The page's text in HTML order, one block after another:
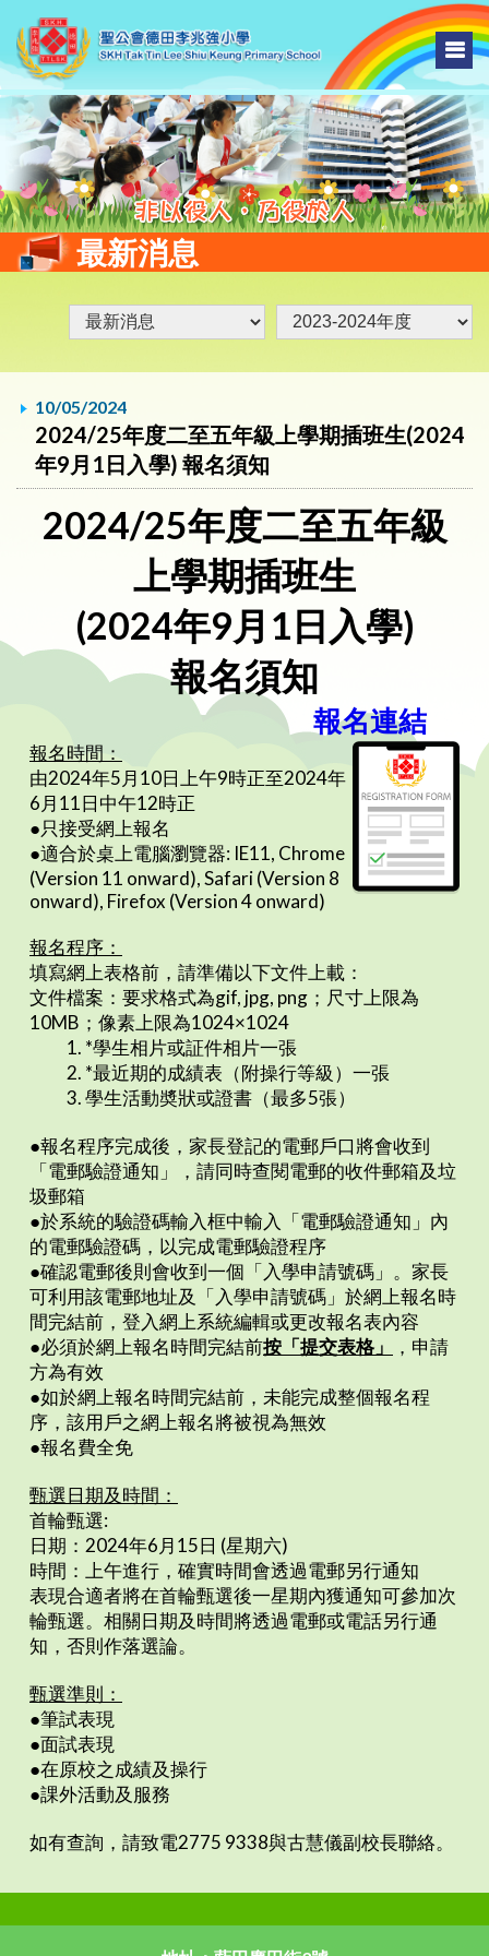
最新消息
10/05/2024
2024/25年度二至五年級上學期插班生(2024
年9月1日入學) 報名須知
2024/25年度二至五年級
上學期插班生
(2024年9月1日入學)
報名須知
報名連結
報名時間：
由2024年5月10日上午9時正至2024年
6月11日中午12時正
●只接受網上報名
●適合於桌上電腦瀏覽器: IE11, Chrome
(Version 11 onward), Safari (Version 8
onward), Firefox (Version 4 onward)
報名程序：
填寫網上表格前，請準備以下文件上載：
文件檔案：要求格式為gif, jpg, png；尺寸上限為
10MB；像素上限為1024×1024
1. *學生相片或証件相片一張
2. *最近期的成績表（附操行等級）一張
3. 學生活動奬狀或證書（最多5張）
●報名程序完成後，家長登記的電郵戶口將會收到
「電郵驗證通知」，請同時查閱電郵的收件郵箱及垃
圾郵箱
●於系統的驗證碼輸入框中輸入「電郵驗證通知」內
的電郵驗證碼，以完成電郵驗證程序
●確認電郵後則會收到一個「入學申請號碼」。家長
可利用該電郵地址及「入學申請號碼」於網上報名時
間完結前，登入網上系統編輯或更改報名表內容
●必須於網上報名時間完結前按「提交表格」
，申請
方為有效
●如於網上報名時間完結前，未能完成整個報名程
序，該用戶之網上報名將被視為無效
●報名費全免
甄選日期及時間：
首輪甄選:
日期：2024年6月15日 (星期六)
時間：上午進行，確實時間會透過電郵另行通知
表現合適者將在首輪甄選後一星期內獲通知可參加次
輪甄選。相關日期及時間將透過電郵或電話另行通
知，否則作落選論。
甄選準則：
●筆試表現
●面試表現
●在原校之成績及操行
●課外活動及服務
如有查詢，請致電2775 9338與古慧儀副校長聯絡。